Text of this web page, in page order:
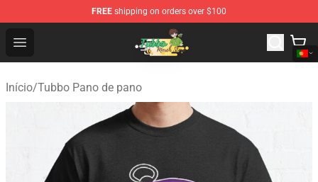
FREE shipping on orders over $100
Open menu
Tubbo Store - Official Tubbo Merchandise Shop
Início/Tubbo Pano de pano